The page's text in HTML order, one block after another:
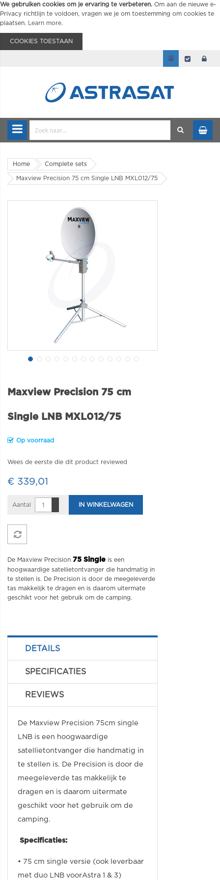
We gebruiken cookies om je ervaring te verbeteren. Om aan de nieuwe e-
Privacy richtlijn te voldoen, vragen we je om toestemming om cookies te
plaatsen.
Learn more.
COOKIES TOESTAAN
Home Complete sets
Maxview Precision 75 cm Single LNB MXL012/75
Maxview Precision 75 cm
Single LNB MXL012/75
Op voorraad
Wees de eerste die dit product reviewed
€ 339,01
Aantal IN WINKELWAGEN
De Maxview Precision 75 Single is een
hoogwaardige satellietontvanger die handmatig in
te stellen is. De Precision is door de meegeleverde
tas makkelijk te dragen en is daarom uitermate
geschikt voor het gebruik om de camping.
DETAILS
SPECIFICATIES
REVIEWS
De Maxview Precision 75cm single
LNB is een hoogwaardige
satellietontvanger die handmatig in
te stellen is. De Precision is door de
meegeleverde tas makkelijk te
dragen en is daarom uitermate
geschikt voor het gebruik om de
camping.
Specificaties:
• 75 cm single versie (ook leverbaar
met duo LNB voorAstra 1 & 3)